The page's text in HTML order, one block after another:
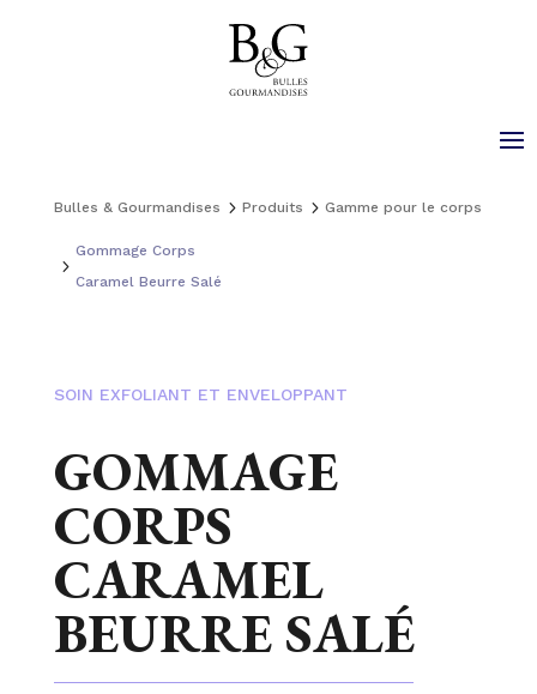
Bulles & Gourmandises 5 Produits 5 Gamme pour le corps
5
Gommage Corps
Caramel Beurre Salé
SOIN EXFOLIANT ET ENVELOPPANT
GOMMAGE
CORPS
CARAMEL
BEURRE SALÉ